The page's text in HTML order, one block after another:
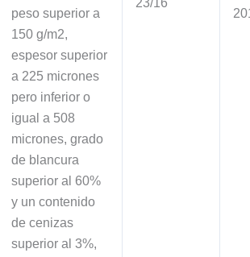
peso superior a
150 g/m2,
espesor superior
a 225 micrones
pero inferior o
igual a 508
micrones, grado
de blancura
superior al 60%
y un contenido
de cenizas
superior al 3%,
23/16